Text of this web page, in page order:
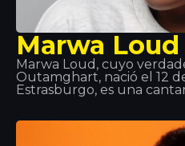
Marwa Loud
Marwa Loud, cuyo
Outamghart, nació el 12
Estrasburgo, es una
creció en Estrasburgo y